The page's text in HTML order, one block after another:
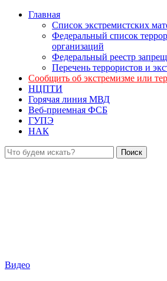
Главная
Список экстремистских
Федеральный список
организаций
Федеральный реестр
Перечень террористов и
Сообщить об экстремизме или
НЦПТИ
Горячая линия МВД
Веб-приемная ФСБ
ГУПЭ
НАК
Видео